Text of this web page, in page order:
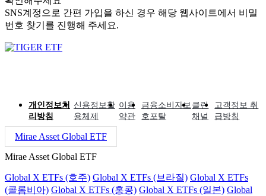
SNS계정으로 간편 가입을 하신 경우 해당 웹사이트에서 비밀
번호 찾기를 진행해 주세요.
개인정보처
리방침
신용정보활
용체제
이용
약관
금융소비자보
호포탈
클린
채널
고객정보 취
급방침
Mirae Asset Global ETF
Mirae Asset Global ETF
Global X ETFs (호주) Global X ETFs (브라질) Global X ETFs
(콜롬비아) Global X ETFs (홍콩) Global X ETFs (일본) Global